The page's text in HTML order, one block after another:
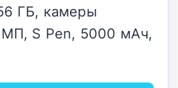
ГБ, камеры
S Pen, 5000 мАч,